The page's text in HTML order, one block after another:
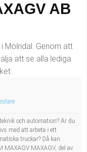
AB
Mölndal. Genom att
att se alla lediga
och automation? Är du
med att arbeta i ett
truckar? Då kan
MAXAGV MAXAGV, del av